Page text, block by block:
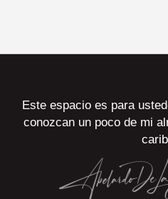
Este espacio es para
conozcan un poco de mi